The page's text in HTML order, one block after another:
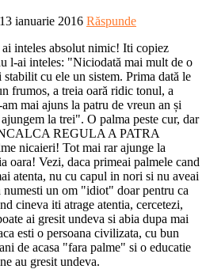
13 ianuarie 2016 Răspunde
inteles absolut nimic! Iti copiez
l-ai inteles: "Niciodată mai mult de o
stabilit cu ele un sistem. Prima dată le
frumos, a treia oară ridic tonul, a
mai ajuns la patru de vreun an și
la trei". O palma peste cur, dar
REGULA A PATRA
nicaieri! Tot mai rar ajunge la
oara! Vezi, daca primeai palmele cand
atenta, nu cu capul in nori si nu aveai
numesti un om "idiot" doar pentru ca
cineva iti atrage atentia, cercetezi,
ai gresit undeva si abia dupa mai
esti o persoana civilizata, cu bun
de acasa "fara palme" si o educatie
au gresit undeva.